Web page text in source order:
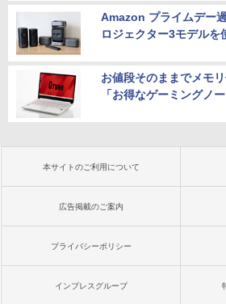
Amazon プライムデー
ロジェクター3モデルを
お値段そのままでメモ
「お得なゲーミングノー
本サイトのご利用について
広告掲載のご案内
プライバシーポリシー
インプレスグループ